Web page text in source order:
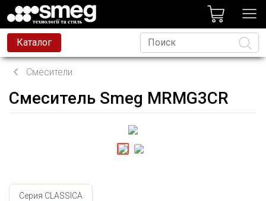
Каталог
Смесители
Смеситель Smeg MRMG3CR
Серия CLASSICA